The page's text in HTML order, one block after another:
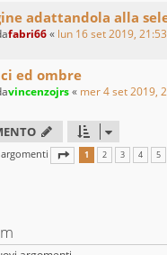
adattandola alla
fabri66« lun 16 set 2019, 21:53
ed ombre
vincenzojrs« mer 4 set 2019,
PAGINA 1DI 11
1 2 3 4 5